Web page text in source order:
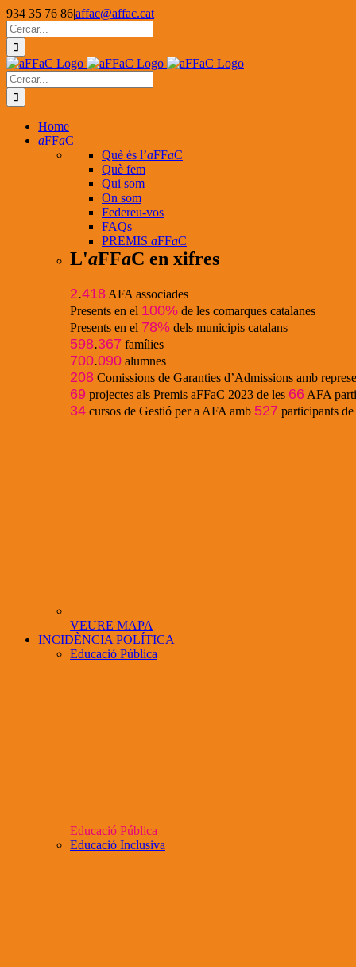
Skip
to
content
934 35 76 86|affac@affac.cat
Facebook
X
YouTube
Cerca
…
Cerca
…
Home
aFFaC
Què és l’aFFaC
Què fem
Qui som
On som
Federeu-vos
FAQs
PREMIS aFFaC
L'aFFaC en xifres
2.418 AFA associades
Presents en el 100% de les comarques catalanes
Presents en el 78% dels municipis catalans
598.367 famílies
700.090 alumnes
208 Comissions de Garanties d’Admissions amb
69 projectes als Premis aFFaC 2023 de les 66 AFA
34 cursos de Gestió per a AFA amb 527 participants de
VEURE MAPA
INCIDÈNCIA POLÍTICA
Educació Pública
Educació Pública
Educació Inclusiva